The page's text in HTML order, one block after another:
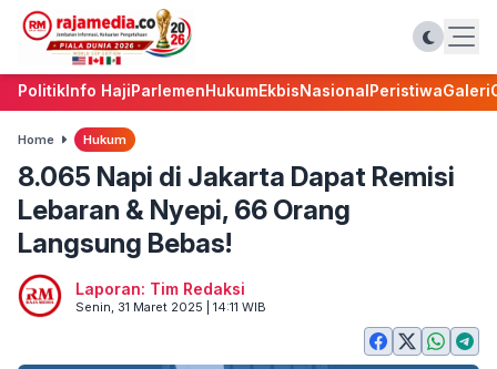
PolitikInfo HajiParlemenHukumEkbisNasionalPeristiwaGaleri
Home Hukum
8.065 Napi di Jakarta Dapat Remisi
Lebaran & Nyepi, 66 Orang
Langsung Bebas!
Laporan: Tim Redaksi
Senin, 31 Maret 2025 | 14:11 WIB